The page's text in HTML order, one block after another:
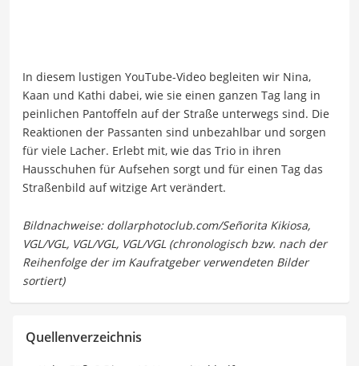
In diesem lustigen YouTube-Video begleiten wir Nina,
Kaan und Kathi dabei, wie sie einen ganzen Tag lang in
peinlichen Pantoffeln auf der Straße unterwegs sind. Die
Reaktionen der Passanten sind unbezahlbar und sorgen
für viele Lacher. Erlebt mit, wie das Trio in ihren
Hausschuhen für Aufsehen sorgt und für einen Tag das
Straßenbild auf witzige Art verändert.
Quellenverzeichnis